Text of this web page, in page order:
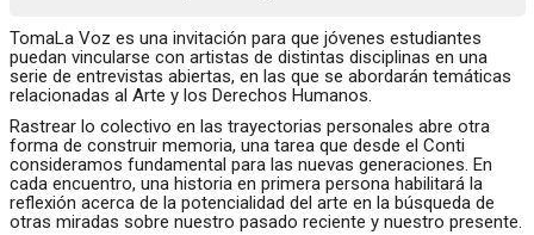
TomaLa Voz es una invitación para que jóvenes estudiantes
puedan vincularse con artistas de distintas disciplinas en una
serie de entrevistas abiertas, en las que se abordarán temáticas
relacionadas al Arte y los Derechos Humanos.
Rastrear lo colectivo en las trayectorias personales abre otra
forma de construir memoria, una tarea que desde el Conti
consideramos fundamental para las nuevas generaciones. En
cada encuentro, una historia en primera persona habilitará la
reflexión acerca de la potencialidad del arte en la búsqueda de
otras miradas sobre nuestro pasado reciente y nuestro presente.